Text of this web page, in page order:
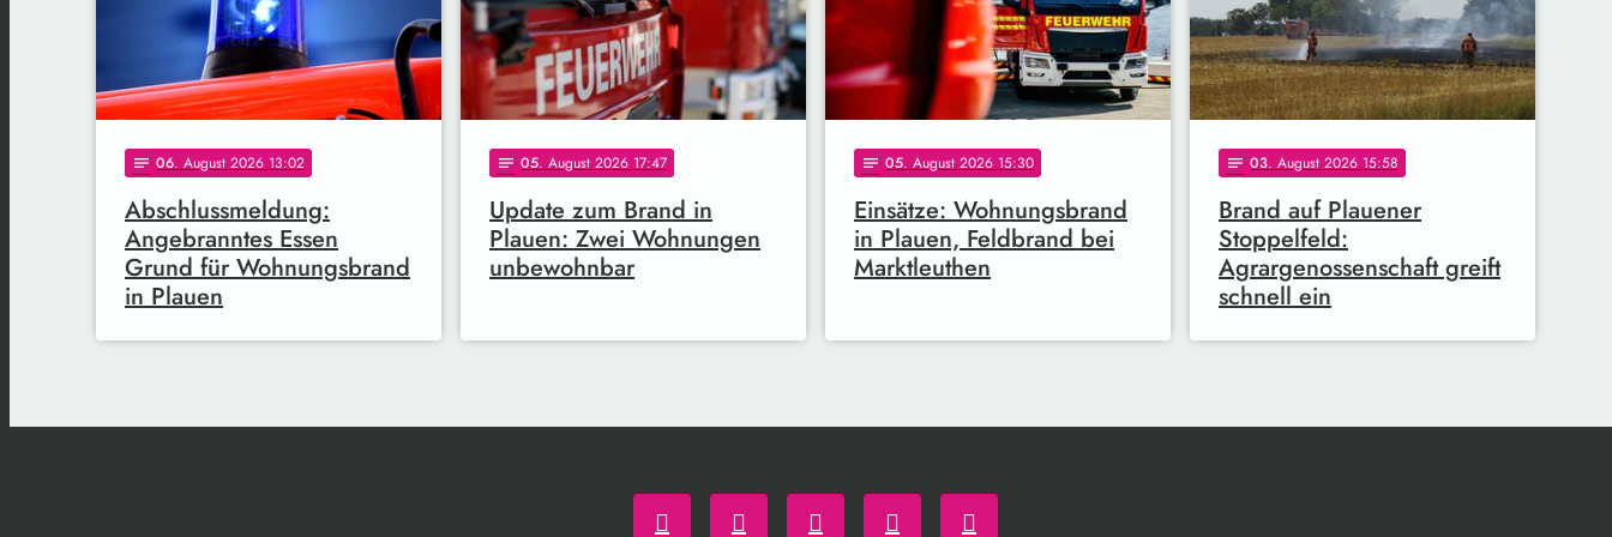
notes 06. August 2026 13:02
Abschlussmeldung:
Angebranntes Essen
Grund für Wohnungsbrand
in Plauen
notes 05. August 2026 17:47
Update zum Brand in
Plauen: Zwei Wohnungen
unbewohnbar
notes 05. August 2026 15:30
Einsätze: Wohnungsbrand
in Plauen, Feldbrand bei
Marktleuthen
notes 03. August 2026 15:58
Brand auf Plauener
Stoppelfeld:
Agrargenossenschaft greift
schnell ein